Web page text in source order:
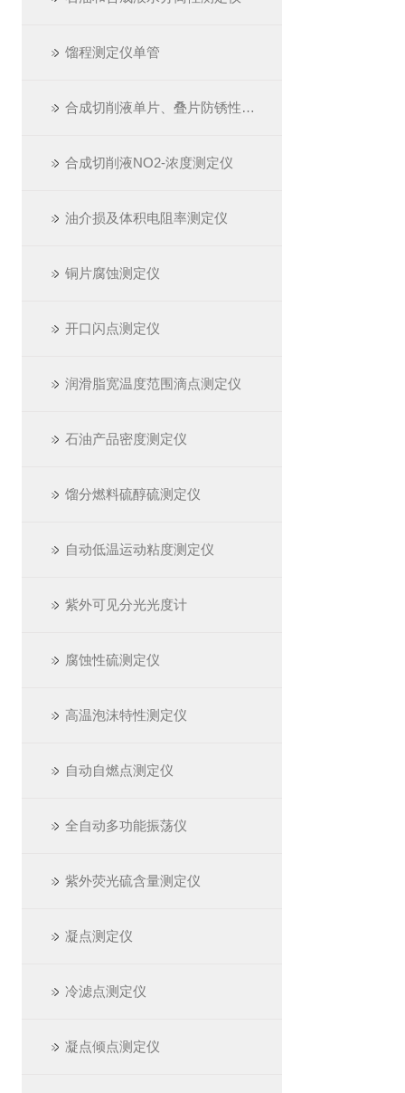
馏程测定仪单管
合成切削液单片、叠片防锈性测定仪
合成切削液NO2-浓度测定仪
油介损及体积电阻率测定仪
铜片腐蚀测定仪
开口闪点测定仪
润滑脂宽温度范围滴点测定仪
石油产品密度测定仪
馏分燃料硫醇硫测定仪
自动低温运动粘度测定仪
紫外可见分光光度计
腐蚀性硫测定仪
高温泡沫特性测定仪
自动自燃点测定仪
全自动多功能振荡仪
紫外荧光硫含量测定仪
凝点测定仪
冷滤点测定仪
凝点倾点测定仪